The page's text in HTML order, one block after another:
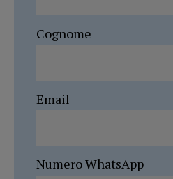
Cognome
Email
Numero WhatsApp